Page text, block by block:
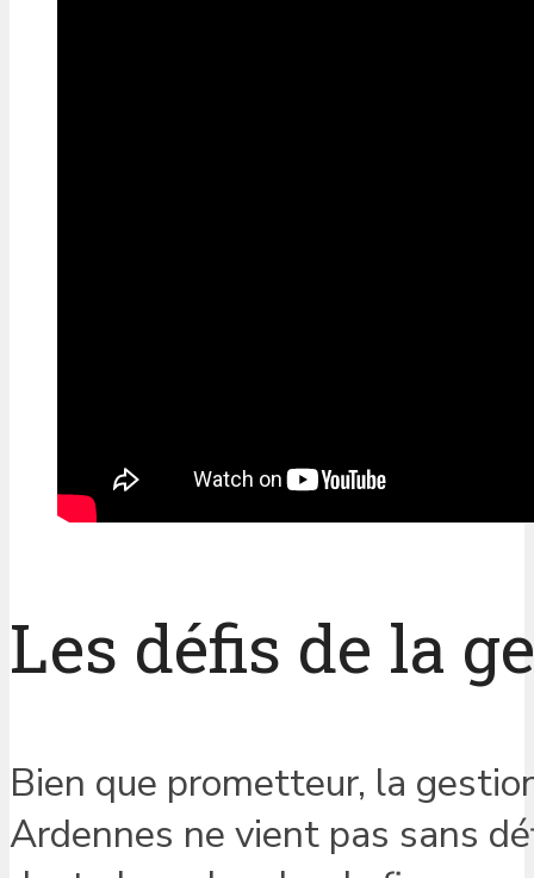
Les défis de la
Bien que prometteur, la
Ardennes ne vient pas sans